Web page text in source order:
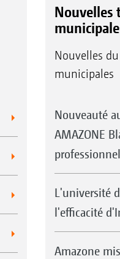
Nouvelles
Nouvelles
municipales
Nouveauté
AMAZONE
L'université
l'efficacité
Amazone